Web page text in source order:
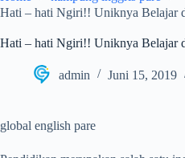
Hati – hati Ngiri!! Uniknya Belajar
Hati – hati Ngiri!! Uniknya Belajar
admin Juni 15, 2019
global english pare